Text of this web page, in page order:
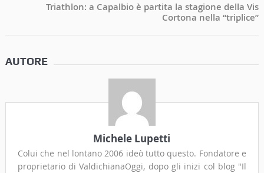
Triathlon: a Capalbio è partita la stagione della Vis
Cortona nella “triplice”
AUTORE
Michele Lupetti
Colui che nel lontano 2006 ideò tutto questo. Fondatore e
proprietario di ValdichianaOggi, dopo gli inizi col blog "Il